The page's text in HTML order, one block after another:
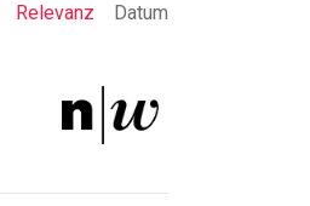
Relevanz Datum